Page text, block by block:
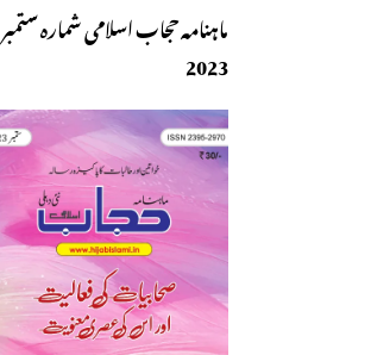
ماہنامہ حجاب اسلامی شمارہ ستمبر
2023